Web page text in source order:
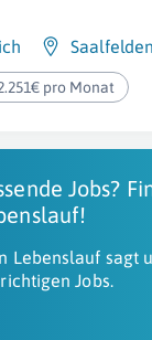
pro Monat
Jobs?
Lebenslauf sagt
Jobs.